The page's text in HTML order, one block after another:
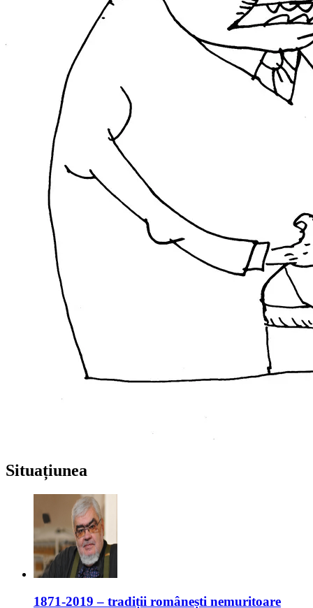
Situațiunea
1871-2019 – tradiții românești nemuritoare